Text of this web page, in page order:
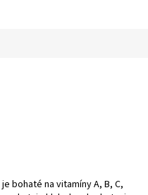
bohaté na vitamíny A, B, C,